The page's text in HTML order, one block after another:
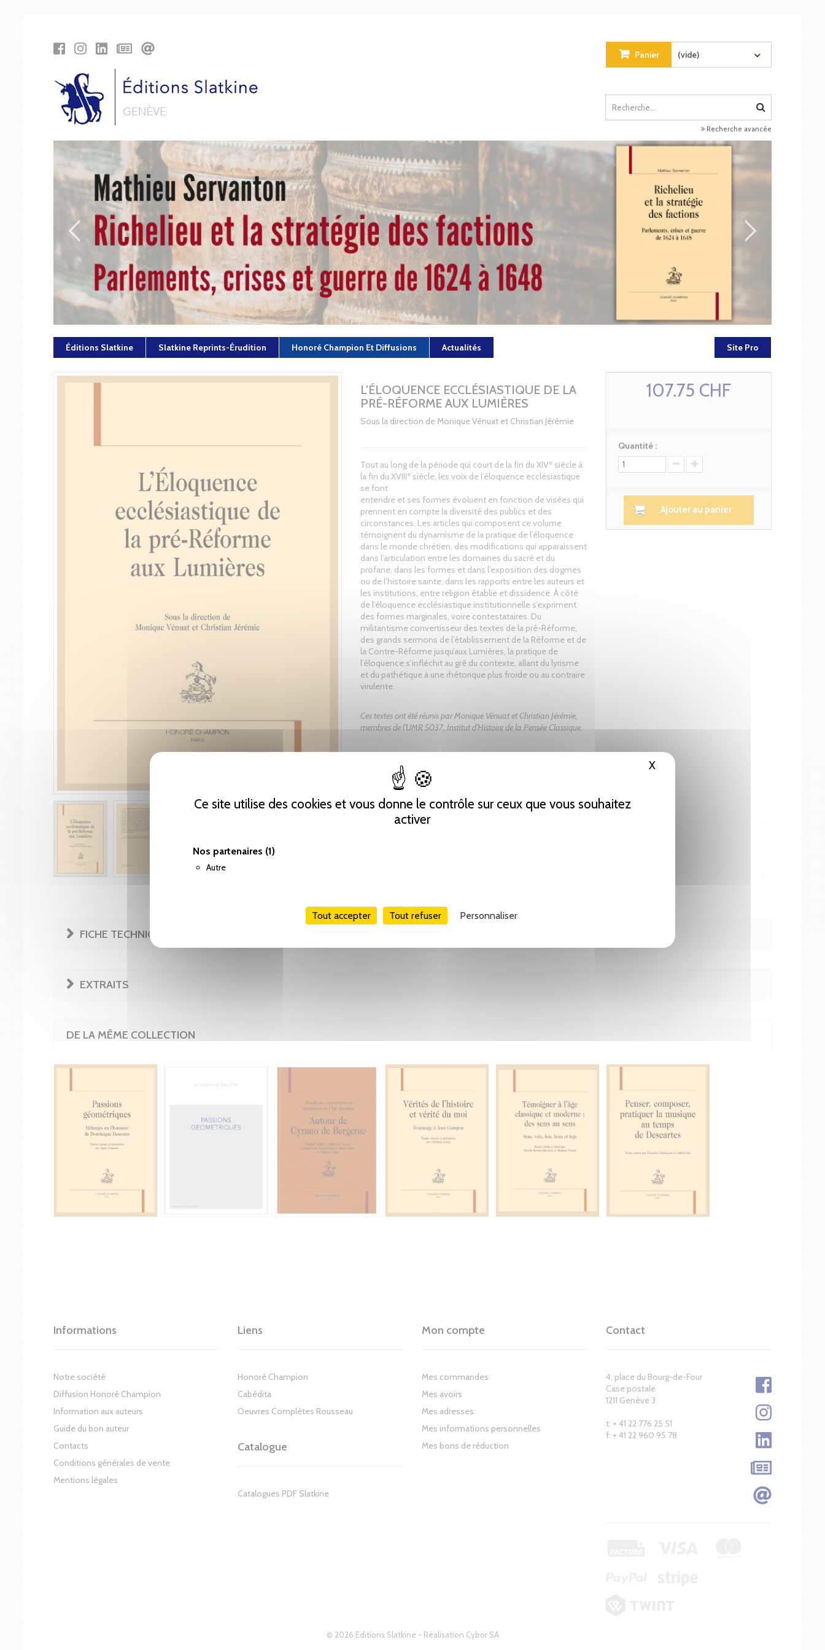
Ce site utilise des cookies et vous donne le contrôle sur ceux que vous souhaitez
activer
Nos partenaires (1)
Autre
Tout accepter Tout refuser Personnaliser
X Masquer le bandeau des cookies
Panier (vide)
Recherche avancée
Éditions Slatkine Slatkine Reprints-Érudition Honoré Champion Et Diffusions Actualités Site Pro
L'ÉLOQUENCE ECCLÉSIASTIQUE DE LA
PRÉ-RÉFORME AUX LUMIÈRES
Sous la direction de Monique Vénuat et Christian Jérémie
Tout au long de la période qui court de la fin du XIVe siècle à
la fin du XVIIIe siècle, les voix de l’éloquence ecclésiastique
se font
entendre et ses formes évoluent en fonction de visées qui
prennent en compte la diversité des publics et des
circonstances. Les articles qui composent ce volume
témoignent du dynamisme de la pratique de l’éloquence
dans le monde chrétien, des modifications qui apparaissent
dans l’articulation entre les domaines du sacré et du
profane, dans les formes et dans l’exposition des dogmes
ou de l’histoire sainte, dans les rapports entre les auteurs et
les institutions, entre religion établie et dissidence. À côté
de l’éloquence ecclésiastique institutionnelle s’expriment
des formes marginales, voire contestataires. Du
militantisme convertisseur des textes de la pré-Réforme,
des grands sermons de l’établissement de la Réforme et de
la Contre-Réforme jusqu’aux Lumières, la pratique de
l’éloquence s’infléchit au gré du contexte, allant du lyrisme
et du pathétique à une rhétorique plus froide ou au contraire
virulente.
Ces textes ont été réunis par Monique Vénuat et Christian Jérémie,
membres de l’UMR 5037, Institut d’Histoire de la Pensée Classique.
Tweet Partager
107.75 CHF
Quantité :
Ajouter au panier
FICHE TECHNIQUE
EXTRAITS
DE LA MÊME COLLECTION
Informations
Notre société
Diffusion Honoré Champion
Information aux auteurs
Guide du bon auteur
Contacts
Conditions générales de vente
Mentions légales
© 2026 Editions Slatkine - Réalisation Cybor SA
Liens
Honoré Champion
Cabédita
Oeuvres Complètes Rousseau
Catalogue
Catalogues PDF Slatkine
Mon compte
Mes commandes
Mes avoirs
Mes adresses
Mes informations personnelles
Mes bons de réduction
Contact
4, place du Bourg-de-Four
Case postale
1211 Genève 3
t: + 41 22 776 25 51
f: + 41 22 960 95 78